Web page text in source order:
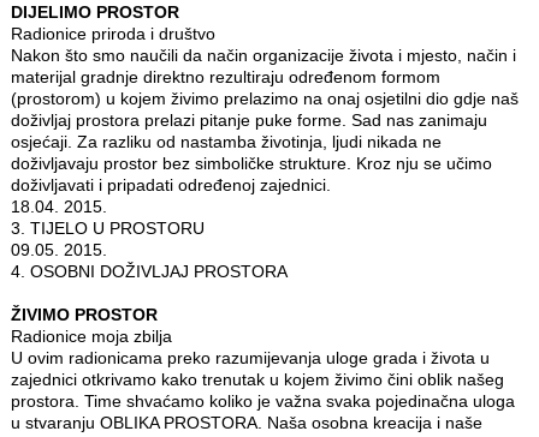
DIJELIMO PROSTOR
Radionice priroda i društvo
Nakon što smo naučili da način organizacije života i mjesto, način i
materijal gradnje direktno rezultiraju određenom formom
(prostorom) u kojem živimo prelazimo na onaj osjetilni dio gdje naš
doživljaj prostora prelazi pitanje puke forme. Sad nas zanimaju
osjećaji. Za razliku od nastamba životinja, ljudi nikada ne
doživljavaju prostor bez simboličke strukture. Kroz nju se učimo
doživljavati i pripadati određenoj zajednici.
18.04. 2015.
3. TIJELO U PROSTORU
09.05. 2015.
4. OSOBNI DOŽIVLJAJ PROSTORA
ŽIVIMO PROSTOR
Radionice moja zbilja
U ovim radionicama preko razumijevanja uloge grada i života u
zajednici otkrivamo kako trenutak u kojem živimo čini oblik našeg
prostora. Time shvaćamo koliko je važna svaka pojedinačna uloga
u stvaranju OBLIKA PROSTORA. Naša osobna kreacija i naše